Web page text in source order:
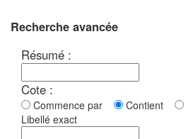
Recherche avancée
Résumé :
Cote :
Commence par Contient
Libellé exact